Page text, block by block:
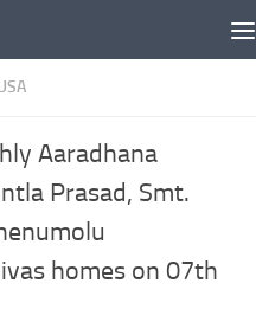
Aaradhana
Prasad, Smt.
homes on 07th